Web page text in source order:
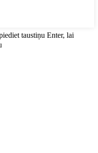
taustiņu Enter, lai